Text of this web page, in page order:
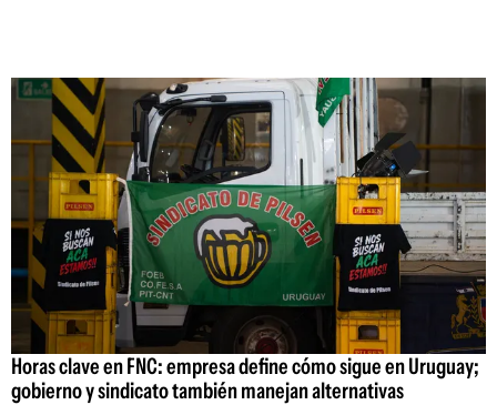
Horas clave en FNC: empresa define cómo sigue en Uruguay;
gobierno y sindicato también manejan alternativas